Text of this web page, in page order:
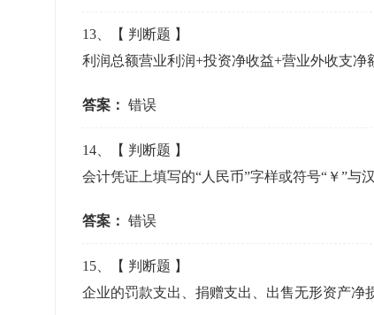
13 、【 判断题 】
利润总额营业利润+投资净收益+营业外收支
答案： 错误
14 、【 判断题 】
会计凭证上填写的“人民币”字样或符号“￥”
答案： 错误
15 、【 判断题 】
企业的罚款支出、捐赠支出、出售无形资产